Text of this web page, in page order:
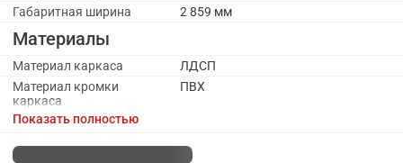
Габаритная ширина
2 859 мм
Материалы
Материал каркаса
ЛДСП
Материал кромки
каркаса
ПВХ
Материал ручек
Материал фасада
МДФ, пленка ПВХ
Показать полностью